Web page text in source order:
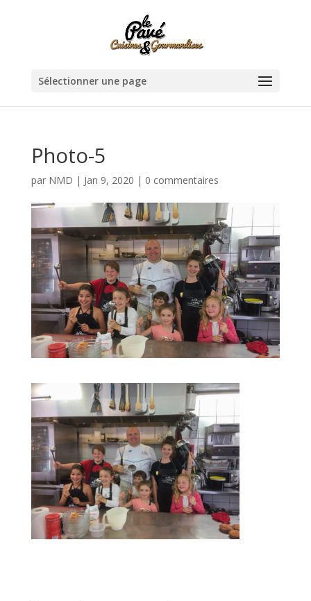
Sélectionner une page
Photo-5
par NMD | Jan 9, 2020 | 0 commentaires